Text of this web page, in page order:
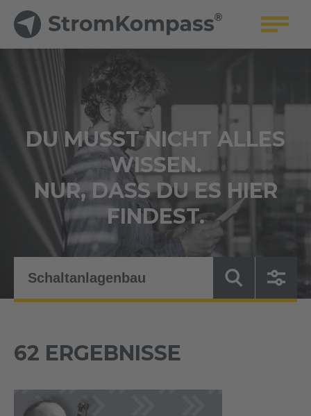
DU MUSST NICHT ALLES
WISSEN.
NUR, DASS DU ES HIER
FINDEST.
62 ERGEBNISSE